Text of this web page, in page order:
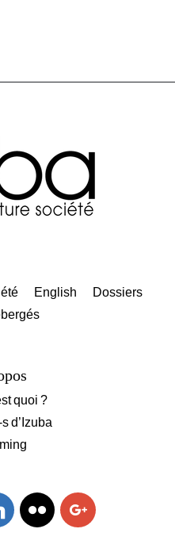
English
Dossiers
quoi ?
d’Izuba